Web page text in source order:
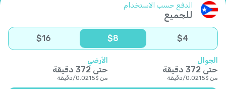
الدفع حسب الاستخدام
للجميع
$4
$8
$16
الجوال
حتى 372 دقيقة
من $
0.0215
/دقيقة
الأرضي
حتى 372 دقيقة
من $
0.0215
/دقيقة